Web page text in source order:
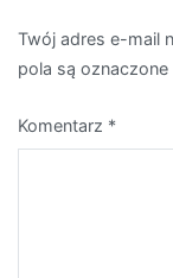
Twój adres e-mail
pola są oznaczone
Komentarz *